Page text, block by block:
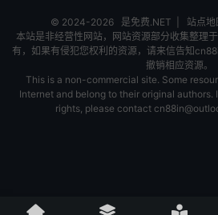
© 2024-2026 是免费.NET 站点地
本站是非经营性网站，网站资源部分收集整理
有，如果有侵犯您权利的资源，请来信告知
撤销相应资源。
This is a non-commercial site. Some
Internet and belong to their original
rights, please contact